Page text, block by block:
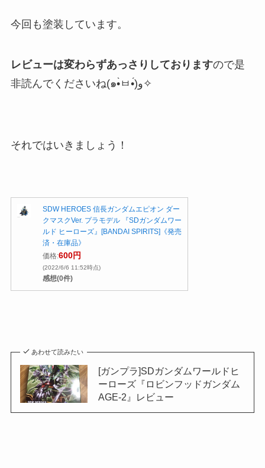
今回も塗装しています。
レビューは変わらずあっさりしておりますので是
非読んでくださいね(๑•̀ㅂ•́)و✧
それではいきましょう！
SDW HEROES 信長ガンダムエピオン ダー
クマスクVer. プラモデル 『SDガンダムワー
ルド ヒーローズ』[BANDAI SPIRITS]《発売
済・在庫品》
価格:600円
(2022/6/6 11:52時点)
感想(0件)
あわせて読みたい
[ガンプラ]SDガンダムワールドヒ
ーローズ『ロビンフッドガンダム
AGE-2』レビュー